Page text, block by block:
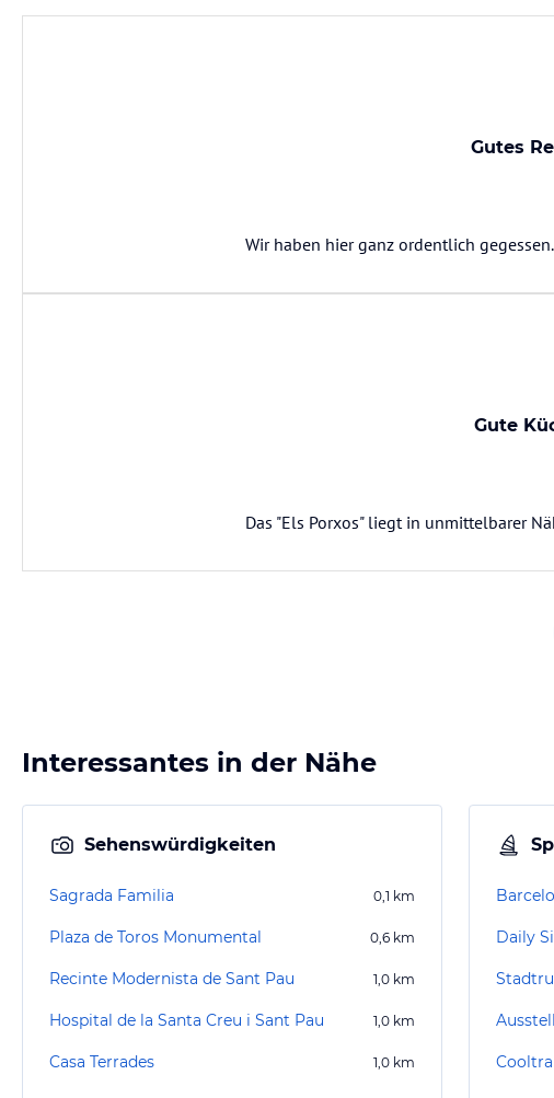
Gutes
Wir haben hier ganz ordentlich gegessen.
Gute
Das "Els Porxos" liegt in unmittelbarer
Interessantes in der Nähe
Sehenswürdigkeiten
Sagrada Familia 0,1 km
Plaza de Toros Monumental 0,6 km
Recinte Modernista de Sant Pau 1,0 km
Hospital de la Santa Creu i Sant Pau 1,0 km
Casa Terrades 1,0 km
Daily